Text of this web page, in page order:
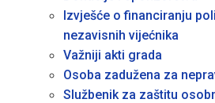
Izvješće o financiranju
nezavisnih vijećnika
Važniji akti grada
Osoba zadužena za
Službenik za zaštitu